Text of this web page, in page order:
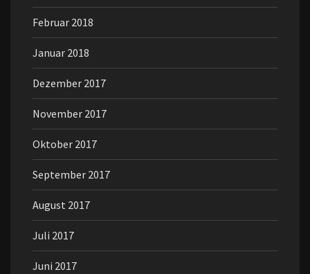
Februar 2018
Januar 2018
Dezember 2017
November 2017
Oktober 2017
September 2017
August 2017
Juli 2017
Juni 2017